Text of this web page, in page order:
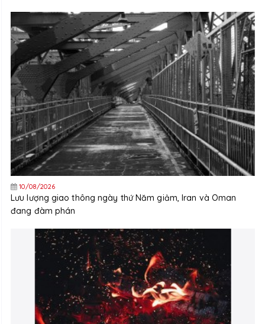
10/08/2026
Lưu lượng giao thông ngày thứ Năm giảm, Iran và Oman
đang đàm phán